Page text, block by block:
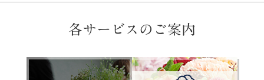
各サービスのご案内